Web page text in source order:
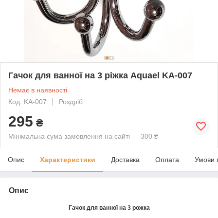
Гачок для ванної на 3 ріжка Aquael KA-007
Немає в наявності
Код: KA-007
Роздріб
295 ₴
Мінімальна сума замовлення на сайті — 300 ₴
Опис Характеристики Доставка Оплата Умови
Опис
Гачок для ванної на 3 рожка